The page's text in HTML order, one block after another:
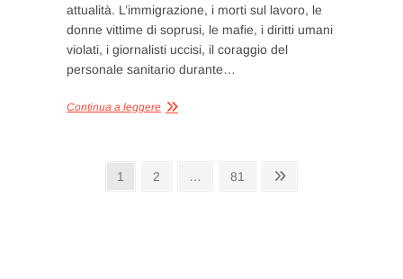
attualità. L’immigrazione, i morti sul lavoro, le
donne vittime di soprusi, le mafie, i diritti umani
violati, i giornalisti uccisi, il coraggio del
personale sanitario durante…
Continua a leggere
Paginazione
Pagina
1 Pagina
2 … Pagina
81
Pagina